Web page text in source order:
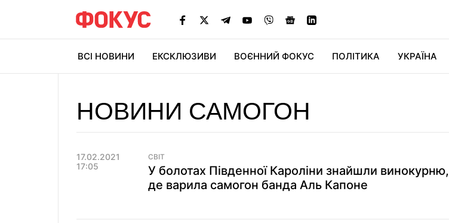
ВСІ НОВИНИ ЕКСКЛЮЗИВИ ВОЄННИЙ ФОКУС ПОЛІТИКА УКРАЇНА
НОВИНИ САМОГОН
17.02.2021
17:05
СВІТ
У болотах Південної Кароліни знайшли винокурню,
де варила самогон банда Аль Капоне